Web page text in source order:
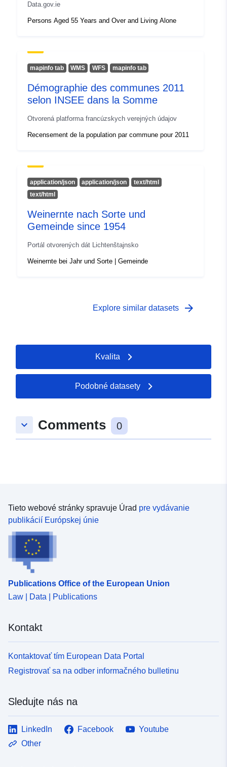
identifikátory:
uriRef:
http://data.europa.eu/88u/dataset/
zenodo-org-7276873
Ide o verziu: https://doi.org/10.5281/
Data.gov.ie
Persons Aged 55 Years and Over and Living Alone
mapinfo tab WMS WFS mapinfo tab
Démographie des communes 2011
selon INSEE dans la Somme
Otvorená platforma francúzskych verejných údajov
Recensement de la population par commune pour 2011
application/json application/json
text/html
text/html
Weinernte nach Sorte und
Gemeinde since 1954
Portál otvorených dát Lichtenštajnsko
Weinernte bei Jahr und Sorte | Gemeinde
Explore similar datasets arrow_forward
Kvalita
Podobné datasety
keyboard_arrow_down Comments 0
Tieto webové stránky spravuje Úrad pre vydávanie
publikácií Európskej únie
Publications Office of the European Union
Law | Data | Publications
Kontakt
Kontaktovať tím European Data Portal
Registrovať sa na odber informačného bulletinu
Sledujte nás na
LinkedIn Facebook
Youtube
Other